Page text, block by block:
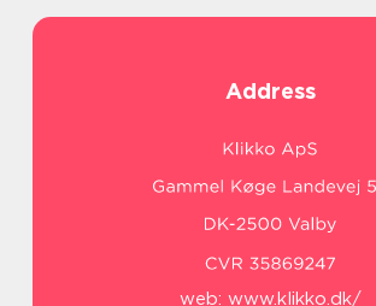
Address
web: www.klikko.dk/